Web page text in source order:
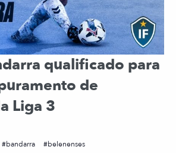
qualificado para
de
Liga 3
bandarra belenenses